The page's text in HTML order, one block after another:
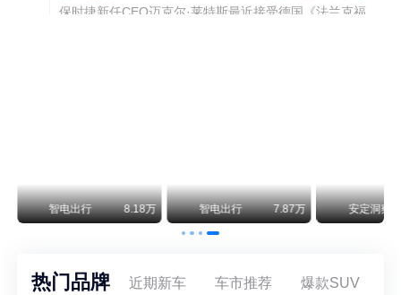
智电出行 8.18万 智电出行 7.87万 安定洞察
热门品牌 近期新车 车市推荐 爆款SUV